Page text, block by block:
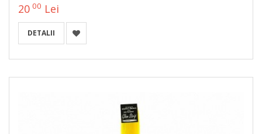
20 00 Lei
DETALII